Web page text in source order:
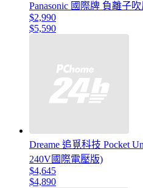
Panasonic 國際牌 負離子
$2,990
$5,590
Dreame 追覓科技 Pocket
240V國際電壓版)
$4,645
$4,890